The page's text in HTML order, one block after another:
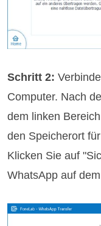
Schritt 2:
Computer. Nach
dem linken
den Speicherort
Klicken Sie auf
WhatsApp auf